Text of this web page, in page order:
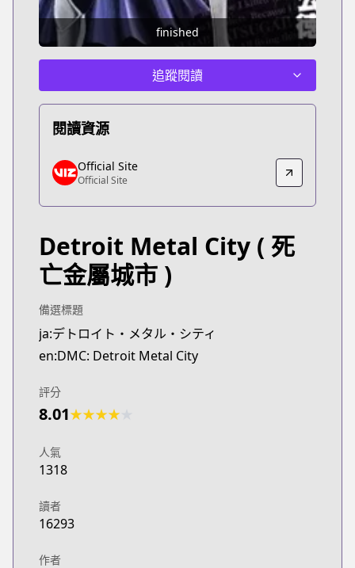
finished
追蹤閱讀
閱讀資源
Official Site
Official Site
Official Site
Official Site
Detroit Metal City ( 死
亡金屬城市 )
備選標題
ja:デトロイト・メタル・シティ
en:DMC: Detroit Metal City
評分
8.01★★★★
人氣
1318
讀者
16293
作者